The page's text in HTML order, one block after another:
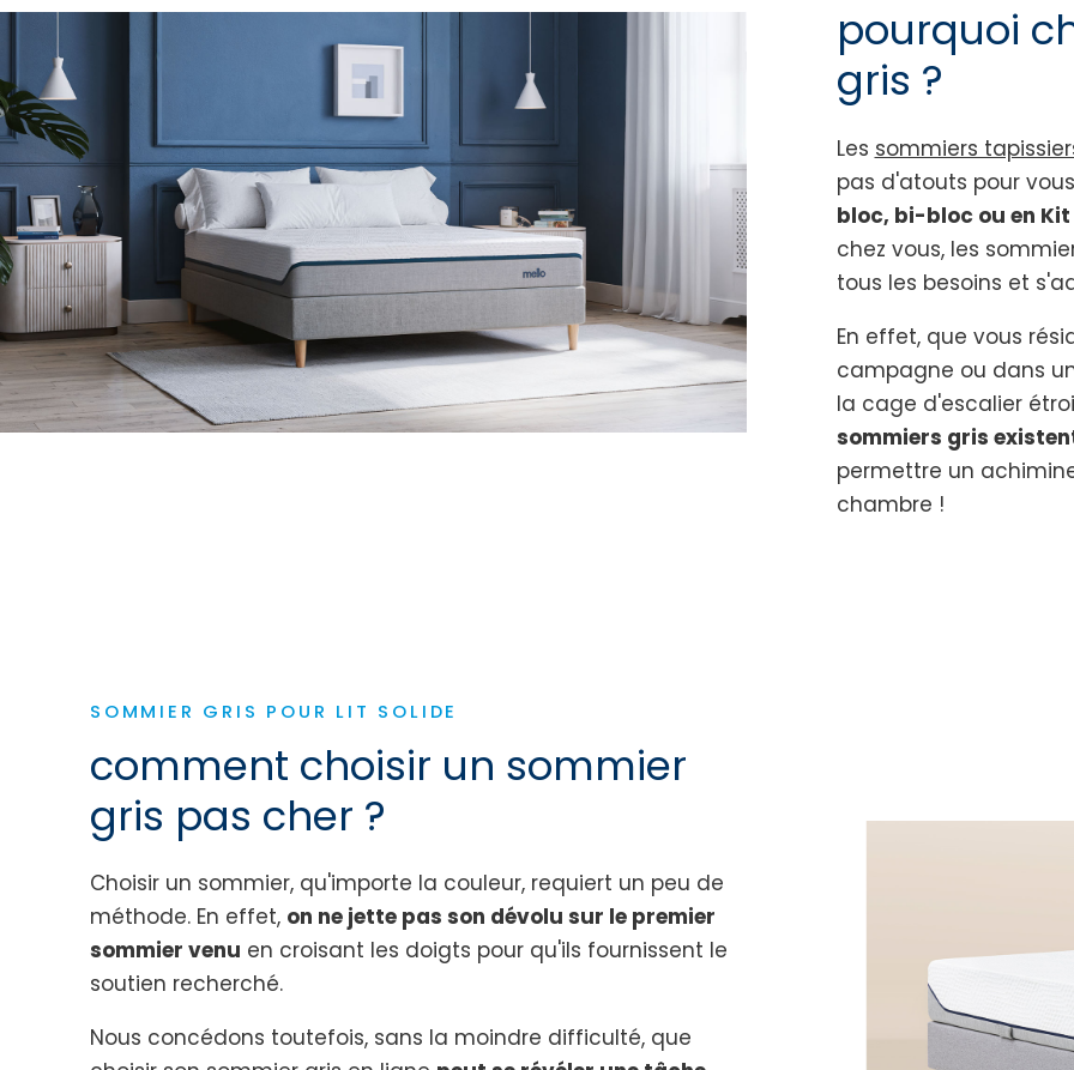
pourquoi
gris ?
Les sommiers
pas d'atouts pour
bloc, bi-bloc ou en Kit
chez vous, les
tous les besoins et
En effet, que vous
campagne ou dans
la cage d'escalier
sommiers gris
permettre un
chambre !
comment choisir un sommier
gris pas cher ?
SOMMIER GRIS POUR LIT SOLIDE
Choisir un sommier, qu'importe la couleur, requiert un peu de
méthode. En effet, on ne jette pas son dévolu sur le premier
sommier venu en croisant les doigts pour qu'ils fournissent le
soutien recherché.
Nous concédons toutefois, sans la moindre difficulté, que